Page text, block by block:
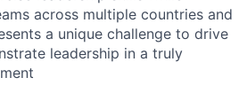
across multiple countries and
a unique challenge to drive
leadership in a truly